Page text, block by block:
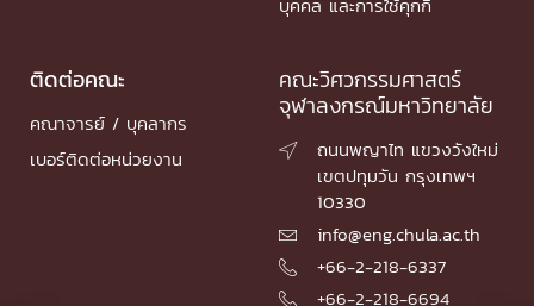
ติดต่อคณะ
คณาจารย์ / บุคลากร
เบอร์ติดต่อหน่วยงาน
คณะวิศวกรรมศาสตร์
จุฬาลงกรณ์มหาวิทยาลัย

ถนนพญาไท แขวงวังใหม่
เขตปทุมวัน กรุงเทพฯ
10330
 info@eng.chula.ac.th
 +66-2-218-6337
 +66-2-218-6694